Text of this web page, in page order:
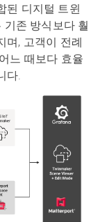
된 디지털 트윈
존 방식보다 훨
며, 고객이 전례
느 때보다 효율
다.